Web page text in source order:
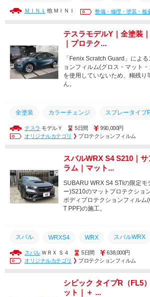
ボディコーティング
ＭＩＮＩ 他 ＭＩＮＩ 整備・修理・塗装・板
テスラモデルY｜全塗装
｜プロテク...
「Fenix Scratch Guard」によ
ョンフィルム(グロス・マット
を使用していないため、糊残り
ん。
全塗装 カラーチェンジ スプレータイプ
塗装タイプPPF スプレープロテクションフィ
テスラ ジュニパー
フルプロテクションフィルム マットプロテ
プロテクションフィルム ペイントプロテク
テスラ モデルＹ 5日間
990,000円
オリジナルカテゴリ
プロテクションフィルム
スバルWRX S4 S210｜
ラム｜マット...
SUBARU WRX S4 STIの限定モ
ー)S210のマットプロテクショ
ボディプロテクションフィルム
T PPF)の施工。
スバル WRXS4 WRX スバルWRX
WRXS4S210 マットブラック化 フルラ
マットプロテクションフィルム マット化
スバルＷＲＸ Ｓ４ 5日間
638,000円
オリジナルカテゴリ
プロテクションフィルム
シビック タイプR（FL5
ット｜＋ ...